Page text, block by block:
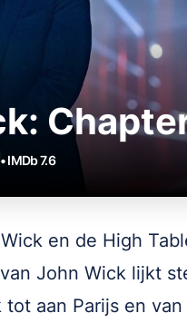
IMDb 7.6
en de High
John Wick lijkt
aan Parijs en